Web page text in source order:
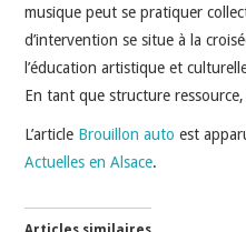
musique peut se pratiquer
d’intervention se situe à la
l’éducation artistique et
En tant que structure
L’article Brouillon auto est
Actuelles en Alsace.